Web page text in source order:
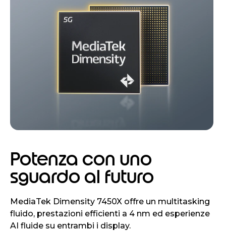
Potenza con uno
sguardo al futuro
MediaTek Dimensity 7450X offre un multitasking
fluido, prestazioni efficienti a 4 nm ed esperienze
AI fluide su entrambi i display.